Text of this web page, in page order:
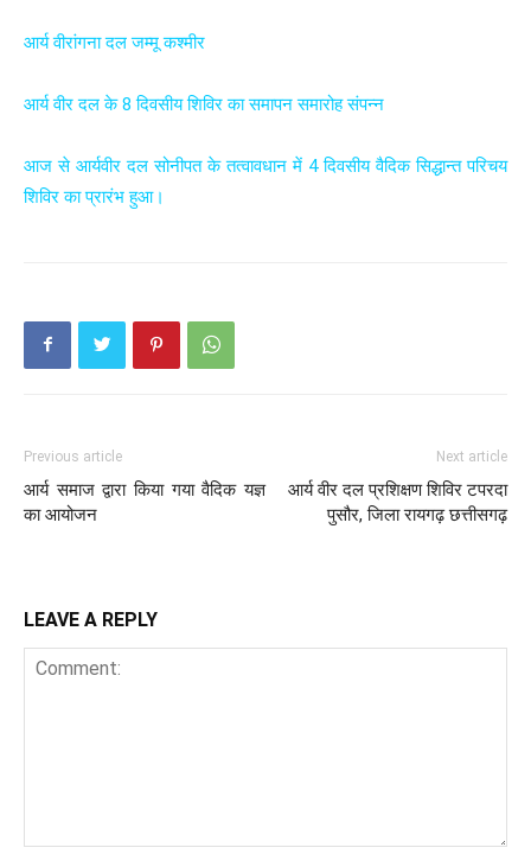
आर्य वीरांगना दल जम्मू कश्मीर
आर्य वीर दल के 8 दिवसीय शिविर का समापन समारोह संपन्न
आज से आर्यवीर दल सोनीपत के तत्वावधान में 4 दिवसीय वैदिक सिद्धान्त परिचय
शिविर का प्रारंभ हुआ।
Previous article
आर्य समाज द्वारा किया गया वैदिक यज्ञ
का आयोजन
Next article
आर्य वीर दल प्रशिक्षण शिविर टपरदा
पुसौर, जिला रायगढ़ छत्तीसगढ़
LEAVE A REPLY